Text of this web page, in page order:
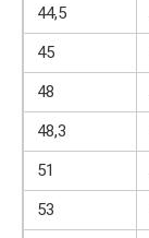
44,5
45
48
48,3
51
53